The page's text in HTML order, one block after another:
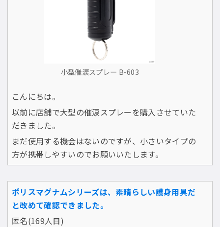
小型催涙スプレー B-603
こんにちは。
以前に店舗で大型の催涙スプレーを購入させていた
だきました。
まだ使用する機会はないのですが、小さいタイプの
方が携帯しやすいのでお願いいたします。
ポリスマグナムシリーズは、素晴らしい護身用具だ
と改めて確認できました。
匿名(169人目)